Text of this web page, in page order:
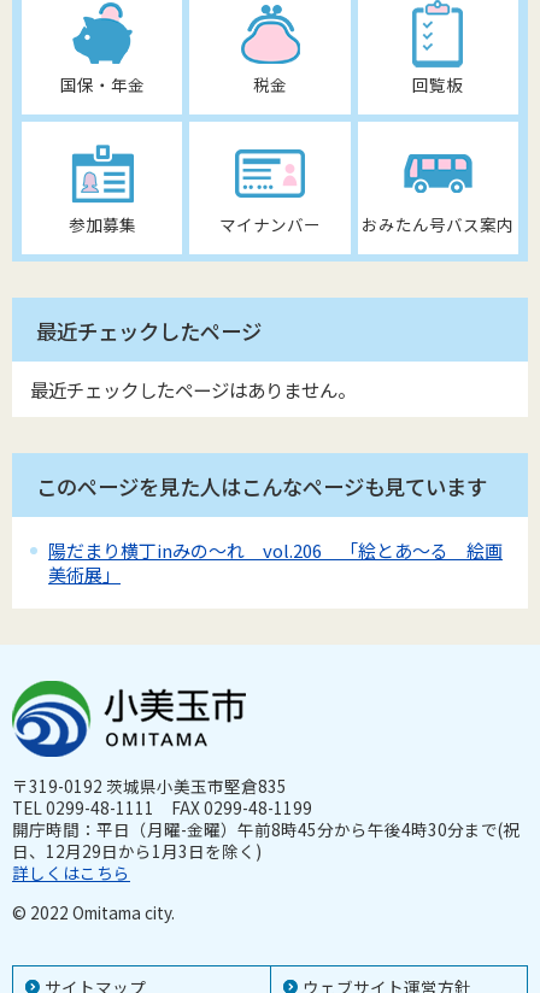
国保・年金 税金 回覧板
参加募集 マイナンバー おみたん号バス案内
最近チェックしたページ
最近チェックしたページはありません。
このページを見た人はこんなページも見ています
陽だまり横丁inみの～れ vol.206 「絵とあ～る 絵画
美術展」
サイトマップ ウェブサイト運営方針
〒319-0192 茨城県小美玉市堅倉835
TEL 0299-48-1111 FAX 0299-48-1199
開庁時間：平日（月曜-金曜）午前8時45分から午後4時30分まで(祝
日、12月29日から1月3日を除く)
詳しくはこちら
© 2022 Omitama city.